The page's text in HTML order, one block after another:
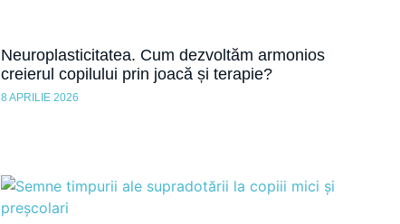
Neuroplasticitatea. Cum dezvoltăm armonios
creierul copilului prin joacă și terapie?
8 APRILIE 2026